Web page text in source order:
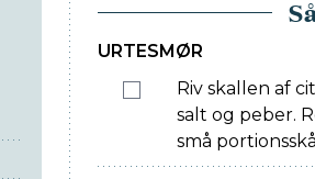
URTESMØR
Riv skallen af
salt og peber.
små